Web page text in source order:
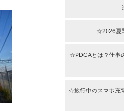
☆2026夏
☆PDCAとは？仕事
☆旅行中のスマホ充